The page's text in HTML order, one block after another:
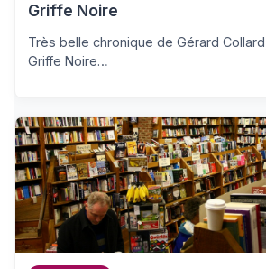
Griffe Noire
Très belle chronique de Gérard
Griffe Noire…